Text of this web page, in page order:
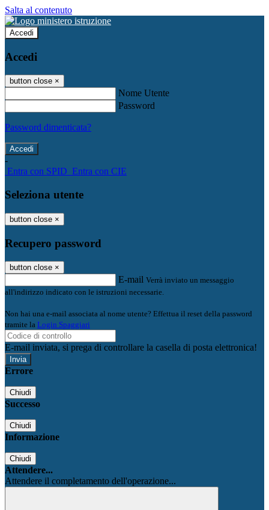
Salta al contenuto
Accedi
Accedi
button close ×
Nome Utente
Password
Password dimenticata?
-
Entra con SPID Entra con CIE
Seleziona utente
button close ×
Recupero password
button close ×
E-mail Verrà inviato un messaggio
all'indirizzo indicato con le istruzioni necessarie.
Non hai una e-mail associata al nome utente? Effettua il reset della password
tramite la Login Spaggiari
E-mail inviata, si prega di controllare la casella di posta elettronica!
Errore
Chiudi
Successo
Chiudi
Informazione
Chiudi
Attendere...
Attendere il completamento dell'operazione...